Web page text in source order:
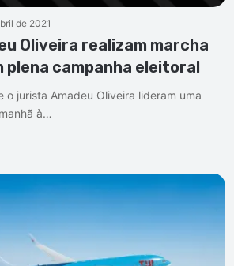
de 2021
Oliveira realizam marcha
plena campanha eleitoral
o jurista Amadeu Oliveira lideram uma
à…